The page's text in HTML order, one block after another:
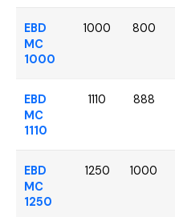
EBD
MC
1000
1000 800
EBD
MC
1110
1110 888
EBD
MC
1250
1250 1000